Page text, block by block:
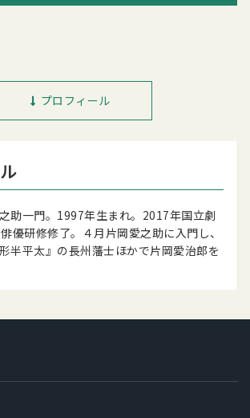
プロフィール
助一門。1997年生まれ。2017年国立劇
優研修修了。４月片岡愛之助に入門し、
半平太』の長州藩士ほかで片岡愛治郎を